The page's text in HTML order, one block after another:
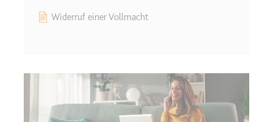
Widerruf einer Vollmacht